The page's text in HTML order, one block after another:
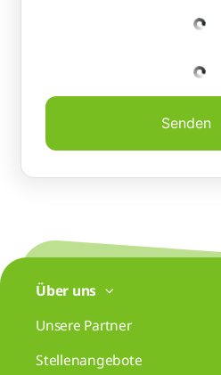
Senden
Über uns
Unsere Partner
Stellenangebote